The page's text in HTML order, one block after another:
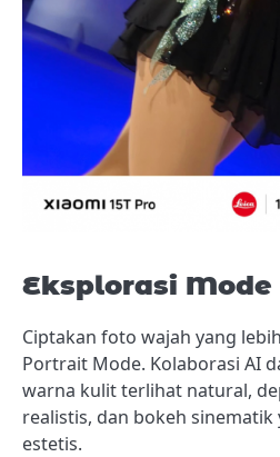
Eksplorasi Mode
Ciptakan foto wajah yang
Portrait Mode. Kolaborasi AI
warna kulit terlihat natural,
realistis, dan bokeh
estetis.